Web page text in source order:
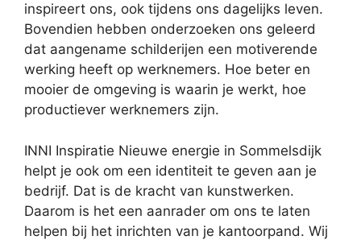
inspireert ons, ook tijdens ons dagelijks leven.
Bovendien hebben onderzoeken ons geleerd
dat aangename schilderijen een motiverende
werking heeft op werknemers. Hoe beter en
mooier de omgeving is waarin je werkt, hoe
productiever werknemers zijn.
INNI Inspiratie Nieuwe energie in Sommelsdijk
helpt je ook om een identiteit te geven aan je
bedrijf. Dat is de kracht van kunstwerken.
Daarom is het een aanrader om ons te laten
helpen bij het inrichten van je kantoorpand. Wij